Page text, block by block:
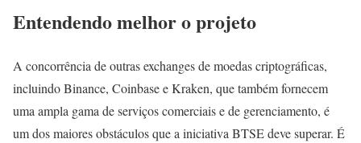
Entendendo melhor o projeto
A concorrência de outras exchanges de moedas criptográficas,
incluindo Binance, Coinbase e Kraken, que também fornecem
uma ampla gama de serviços comerciais e de gerenciamento, é
um dos maiores obstáculos que a iniciativa BTSE deve superar. É